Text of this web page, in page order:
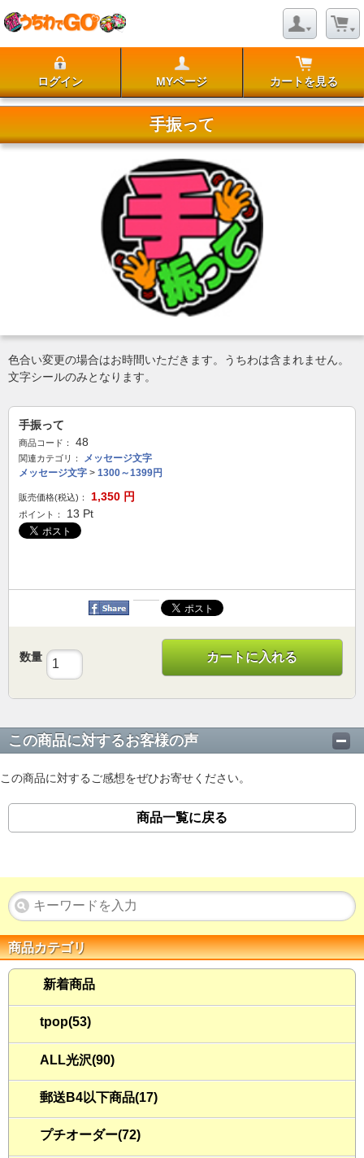
ログイン MYページ カートを見る
手振って
色合い変更の場合はお時間いただきます。うちわは含まれません。
文字シールのみとなります。
手振って
商品コード： 48
関連カテゴリ：
メッセージ文字
メッセージ文字 > 1300～1399円
販売価格(税込)： 1,350 円
ポイント： 13 Pt
数量 カートに入れる
この商品に対するお客様の声
この商品に対するご感想をぜひお寄せください。
商品一覧に戻る
商品カテゴリ
新着商品
tpop(53)
ALL光沢(90)
郵送B4以下商品(17)
プチオーダー(72)